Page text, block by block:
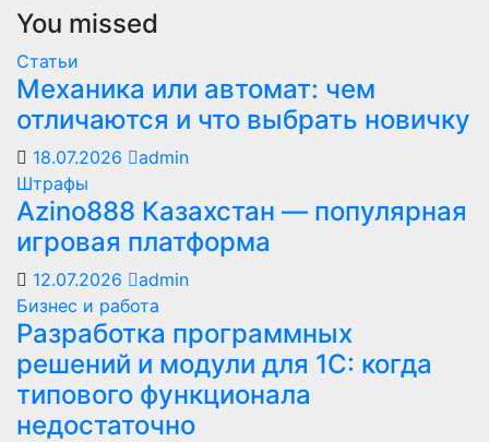
You missed
Статьи
Механика или автомат: чем
отличаются и что выбрать новичку
18.07.2026
admin
Штрафы
Azino888 Казахстан — популярная
игровая платформа
12.07.2026
admin
Бизнес и работа
Разработка программных
решений и модули для 1С: когда
типового функционала
недостаточно